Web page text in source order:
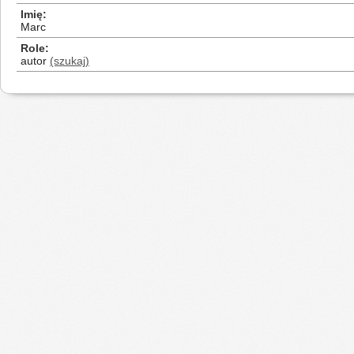
Imię
Marc
Role
autor (szukaj)